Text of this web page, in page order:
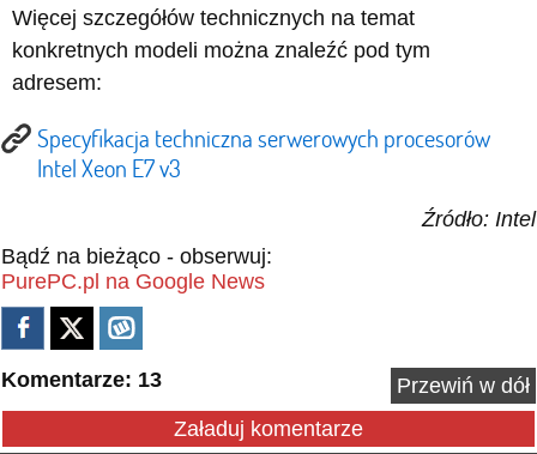
Więcej szczegółów technicznych na temat
konkretnych modeli można znaleźć pod tym
adresem:
Specyfikacja techniczna serwerowych procesorów
Intel Xeon E7 v3
Źródło: Intel
Bądź na bieżąco - obserwuj:
PurePC.pl na Google News
Komentarze: 13
Przewiń w dół
Załaduj komentarze